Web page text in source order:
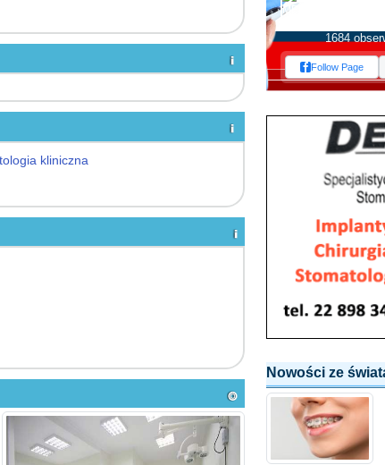
kliniczna
1684
Follow Page
Nowości ze